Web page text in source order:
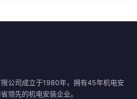
公司成立于1980年，拥有45年机电安
领先的机电安装企业。